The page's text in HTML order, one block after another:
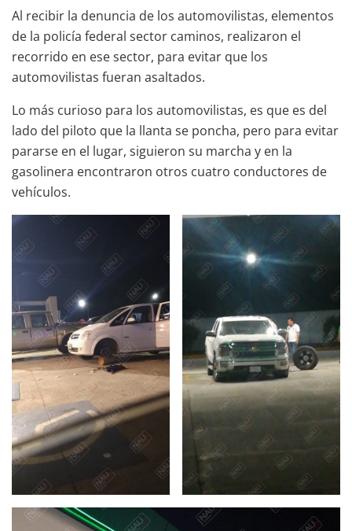
Al recibir la denuncia de los automovilistas, elementos
de la policía federal sector caminos, realizaron el
recorrido en ese sector, para evitar que los
automovilistas fueran asaltados.
Lo más curioso para los automovilistas, es que es del
lado del piloto que la llanta se poncha, pero para evitar
pararse en el lugar, siguieron su marcha y en la
gasolinera encontraron otros cuatro conductores de
vehículos.